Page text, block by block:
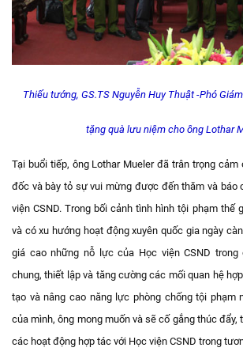
Thiếu tướng, GS.TS Nguyễn Huy Thuật -Phó
tặng quà lưu niệm cho ông Lothar
Tại buổi tiếp, ông Lothar Mueler đã trân trọng cảm
đốc và bày tỏ sự vui mừng được đến thăm và báo
viện CSND. Trong bối cảnh tình hình tội phạm thế
và có xu hướng hoạt động xuyên quốc gia ngày
giá cao những nỗ lực của Học viện CSND
chung, thiết lập và tăng cường các mối quan hệ
tạo và nâng cao năng lực phòng chống tội phạm
của mình, ông mong muốn và sẽ cố gắng thúc đẩy,
các hoạt động hợp tác với Học viện CSND trong